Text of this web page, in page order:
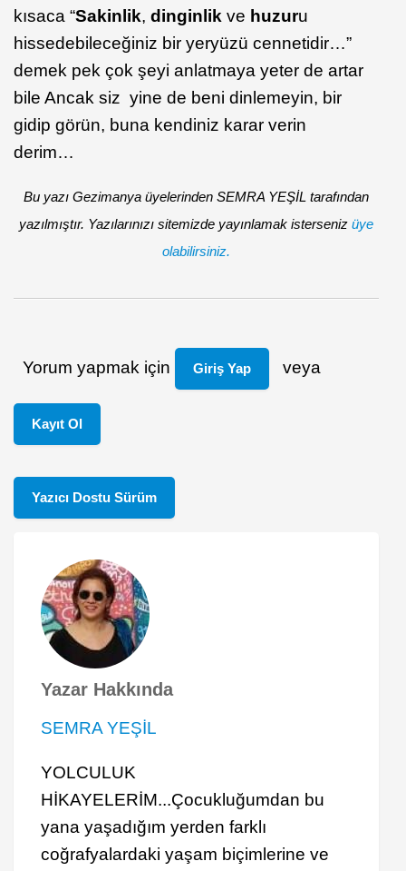
kısaca “Sakinlik, dinginlik ve huzuru
hissedebileceğiniz bir yeryüzü cennetidir…”
demek pek çok şeyi anlatmaya yeter de artar
bile Ancak siz yine de beni dinlemeyin, bir
gidip görün, buna kendiniz karar verin
derim…
Bu yazı Gezimanya üyelerinden SEMRA YEŞİL tarafından
yazılmıştır. Yazılarınızı sitemizde yayınlamak isterseniz üye
olabilirsiniz.
Yorum yapmak için Giriş Yap veya
Kayıt Ol
Yazıcı Dostu Sürüm
Yazar Hakkında
SEMRA YEŞİL
YOLCULUK
HİKAYELERİM...Çocukluğumdan bu
yana yaşadığım yerden farklı
coğrafyalardaki yaşam biçimlerine ve